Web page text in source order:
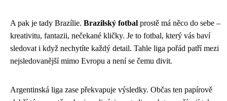
A pak je tady Brazílie. Brazilský fotbal prostě má něco do sebe –
kreativitu, fantazii, nečekané kličky. Je to fotbal, který vás baví
sledovat i když nechytíte každý detail. Tahle liga pořád patří mezi
nejsledovanější mimo Evropu a není se čemu divit.
Argentinská liga zase překvapuje výsledky. Občas ten papírově